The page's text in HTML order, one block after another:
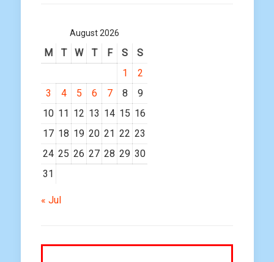
August 2026
M T W T F S
S
1
2
3
4 5 6 7 8
9
10 11 12 13 14 15 16
17 18 19 20 21 22 23
24 25 26 27 28 29 30
31
« Jul